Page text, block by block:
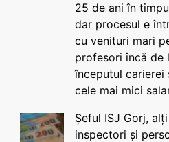
25 de ani în
dar procesul e
cu venituri mari
profesori încă de
începutul carierei
cele mai mici
Șeful ISJ Gorj,
inspectori și